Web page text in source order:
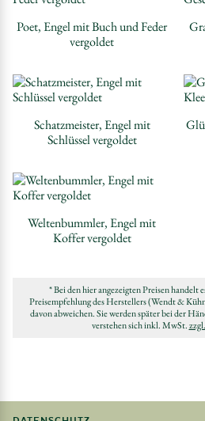
Poet, Engel mit Buch und Feder
vergoldet
Schatzmeister, Engel mit
Schlüssel vergoldet
Weltenbummler, Engel mit
Koffer vergoldet
* Bei den hier angezeigten Preisen handelt
Preisempfehlung des Herstellers (Wendt &
davon abweichen. Sie werden später bei der
verstehen sich inkl. MwSt.